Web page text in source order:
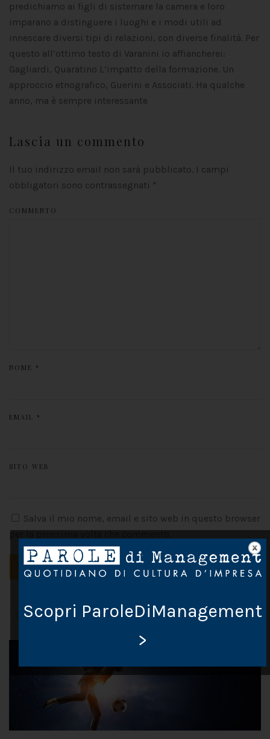
predichiamo ai figli di sistemare la camera e loro
imparano a distinguere i luoghi e i modi utili ad
innescare diversi tipi di relazioni, con diverse finalità. Per
questo all’ottimo testo di Varanini io affiancherei:
Gagliardi, Quaratino L’impatto della formazione. Un
approccio etnografico, Guerini e Associati. Ha qualche
anno, ma è sempre interessante
Lascia un commento
Il tuo indirizzo email non sarà pubblicato. I campi
obbligatori sono contrassegnati *
COMMENTO
NOME *
EMAIL *
SITO WEB
Salva il mio nome, email e sito web in questo browser
per la prossima volta che commento.
INVIA COMMENTO
Scopri ParoleDiManagement
>